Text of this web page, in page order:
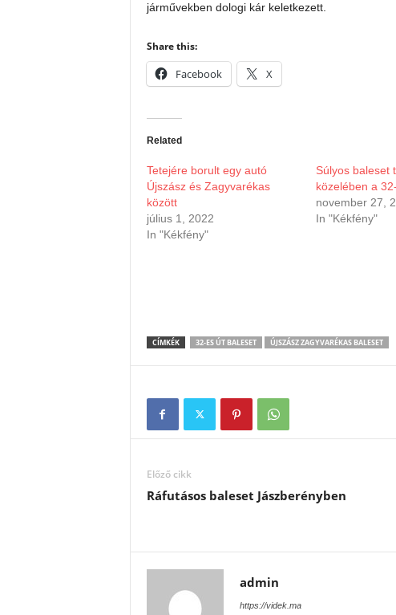
járművekben dologi kár keletkezett.
Share this:
Facebook X
Related
Tetejére borult egy autó
Újszász és Zagyvarékas
között
július 1, 2022
In "Kékfény"
Súlyos baleset
közelében a
november 27,
In "Kékfény"
CÍMKÉK 32-ES ÚT BALESET ÚJSZÁSZ ZAGYVARÉKAS BALESET
Előző cikk
Ráfutásos baleset Jászberényben
admin
https://videk.ma